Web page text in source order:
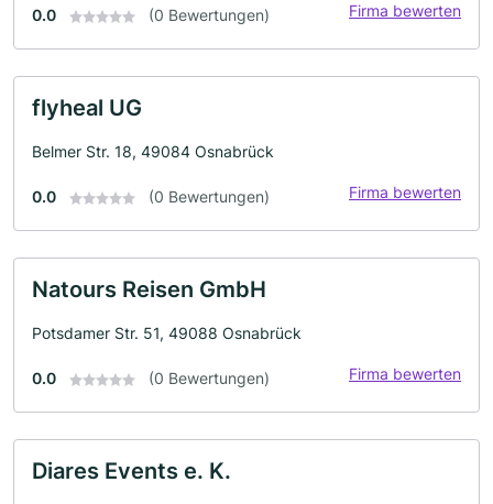
0.0 (0 Bewertungen) Firma bewerten
flyheal UG
Belmer Str. 18, 49084 Osnabrück
0.0 (0 Bewertungen) Firma bewerten
Natours Reisen GmbH
Potsdamer Str. 51, 49088 Osnabrück
0.0 (0 Bewertungen) Firma bewerten
Diares Events e. K.